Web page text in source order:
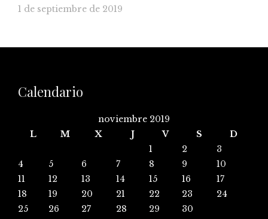
1 de septiembre de 2019
Calendario
noviembre 2019
L
M X J V S
D
1
2
3
4
5 6 7 8 9
10
11
12 13 14 15 16
17
18
19 20 21 22 23
24
25
26 27 28 29 30